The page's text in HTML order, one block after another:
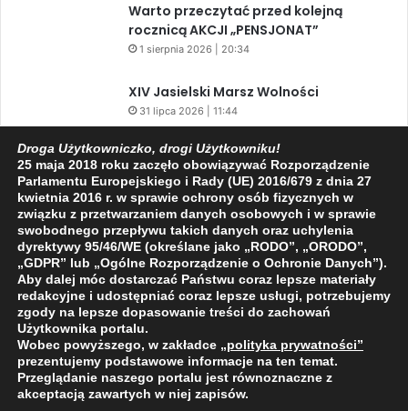
Warto przeczytać przed kolejną
rocznicą AKCJI „PENSJONAT”
1 sierpnia 2026 | 20:34
XIV Jasielski Marsz Wolności
31 lipca 2026 | 11:44
Facebook
X YouTube
2009 - 2026 © Wszelkie prawa zastrzeżone
O NAS
REDAKCJA POLITYKA PRYWATNOŚCI
Droga Użytkowniczko, drogi Użytkowniku!
25 maja 2018 roku zaczęło obowiązywać Rozporządzenie
Parlamentu Europejskiego i Rady (UE) 2016/679 z dnia 27
kwietnia 2016 r. w sprawie ochrony osób fizycznych w
związku z przetwarzaniem danych osobowych i w sprawie
swobodnego przepływu takich danych oraz uchylenia
dyrektywy 95/46/WE (określane jako „RODO”, „ORODO”,
„GDPR” lub „Ogólne Rozporządzenie o Ochronie Danych”).
Aby dalej móc dostarczać Państwu coraz lepsze materiały
redakcyjne i udostępniać coraz lepsze usługi, potrzebujemy
zgody na lepsze dopasowanie treści do zachowań
Użytkownika portalu.
Wobec powyższego, w zakładce „polityka prywatności”
prezentujemy podstawowe informacje na ten temat.
Przeglądanie naszego portalu jest równoznaczne z
akceptacją zawartych w niej zapisów.